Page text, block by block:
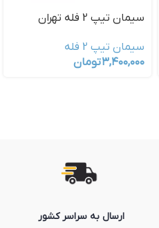
سیمان تیپ 2 فله تهران
سیمان تیپ 2 فله
۳,۴۰۰,۰۰۰تومان
ارسال به سراسر کشور